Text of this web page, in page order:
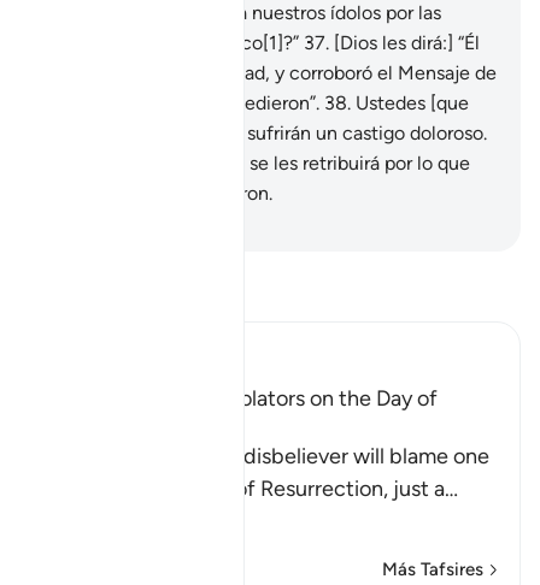
The arguing of the Idolators on the Day of
Allah tells us that the disbeliever will blame one
another in the arena of Resurrection, just a…
Más Tafsires
“¿Acaso vamos a dejar a nuestros ídolos por las
palabras de un poeta loco[1]?” 37. [Dios les dirá:] “Él
se presentó con la Verdad, y corroboró el Mensaje de
los Profetas que lo precedieron”. 38. Ustedes [que
rechazaron el Mensaje] sufrirán un castigo doloroso.
Pero sepan que solo se les retribuirá por lo que
[ustedes mismos] hicieron.